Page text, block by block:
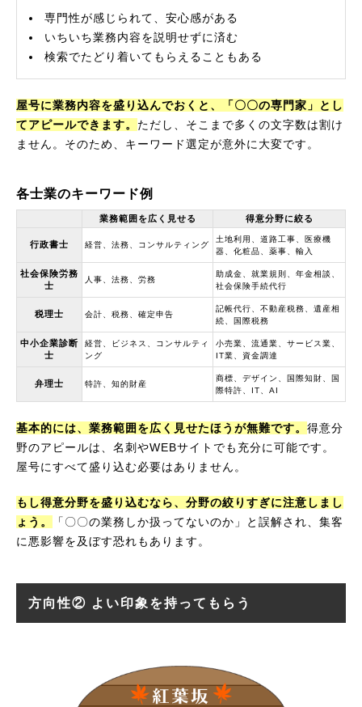
専門性が感じられて、安心感がある
いちいち業務内容を説明せずに済む
検索でたどり着いてもらえることもある
屋号に業務内容を盛り込んでおくと、「〇〇の専門家」とし
てアピールできます。 ただし、そこまで多くの文字数は割け
ません。そのため、キーワード選定が意外に大変です。
各士業のキーワード例
業務範囲を広く見せる 得意分野に絞る
行政書士 経営、法務、コンサルティング
土地利用、道路工事、医療機
器、化粧品、薬事、輸入
社会保険労務
士
人事、法務、労務
助成金、就業規則、年金相談、
社会保険手続代行
税理士 会計、税務、確定申告
記帳代行、不動産税務、遺産相
続、国際税務
中小企業診断
士
経営、ビジネス、コンサルティ
ング
小売業、流通業、サービス業、
IT業、資金調達
弁理士 特許、知的財産
商標、デザイン、国際知財、国
際特許、IT、AI
基本的には、業務範囲を広く見せたほうが無難です。 得意分
野のアピールは、名刺やWEBサイトでも充分に可能です。
屋号にすべて盛り込む必要はありません。
もし得意分野を盛り込むなら、分野の絞りすぎに注意しまし
ょう。
「〇〇の業務しか扱ってないのか」と誤解され、集客
に悪影響を及ぼす恐れもあります。
方向性② よい印象を持ってもらう